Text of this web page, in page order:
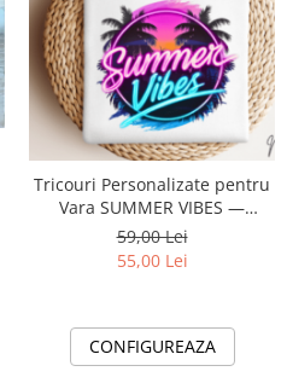
Tricouri Personalizate pentru
Vara SUMMER VIBES —
Esentiale in Bagajul Tau de
Vacanta ❤️ E-Cadou.com
59,00 Lei
55,00 Lei
CONFIGUREAZA